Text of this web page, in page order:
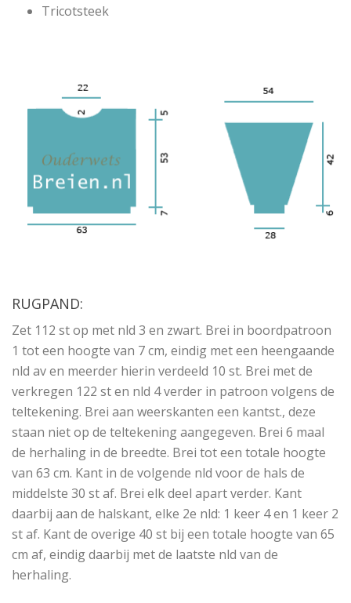
Tricotsteek
RUGPAND:
Zet 112 st op met nld 3 en zwart. Brei in boordpatroon
1 tot een hoogte van 7 cm, eindig met een heengaande
nld av en meerder hierin verdeeld 10 st. Brei met de
verkregen 122 st en nld 4 verder in patroon volgens de
teltekening. Brei aan weerskanten een kantst., deze
staan niet op de teltekening aangegeven. Brei 6 maal
de herhaling in de breedte. Brei tot een totale hoogte
van 63 cm. Kant in de volgende nld voor de hals de
middelste 30 st af. Brei elk deel apart verder. Kant
daarbij aan de halskant, elke 2e nld: 1 keer 4 en 1 keer 2
st af. Kant de overige 40 st bij een totale hoogte van 65
cm af, eindig daarbij met de laatste nld van de
herhaling.